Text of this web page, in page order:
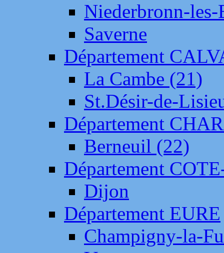
Niederbronn-
Saverne
Département
La Cambe (21)
St.Désir-de-
Département
Berneuil (22)
Département
Dijon
Département EURE
Champigny-la-